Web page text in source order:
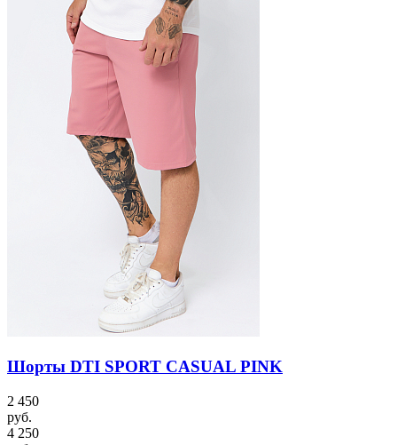
Шорты DTI SPORT CASUAL PINK
2 450
руб.
4 250